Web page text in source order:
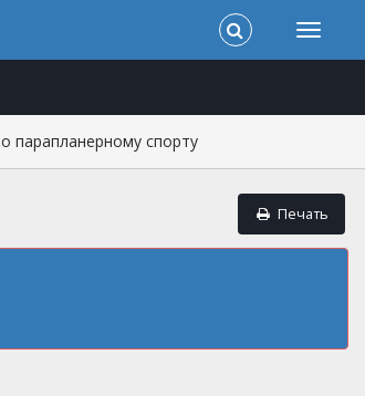
парапланерному спорту
Печать